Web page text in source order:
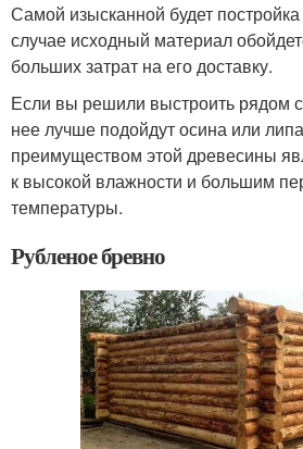
Самой изысканной будет
случае исходный материал
больших затрат на его доставку.
Если вы решили выстроить рядом
нее лучше подойдут осина или
преимуществом этой древесины
к высокой влажности и большим
температуры.
Рубленое бревно